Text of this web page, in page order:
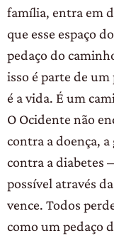
família, entra em
que esse espaço
pedaço do
isso é parte de
é a vida. É um
O Ocidente não
contra a doença,
contra a diabetes
possível através
vence. Todos
como um pedaço